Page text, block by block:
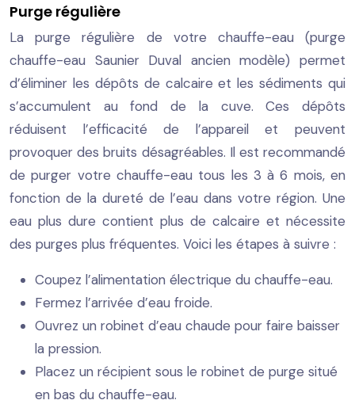
Purge régulière
La purge régulière de votre chauffe-eau (purge
chauffe-eau Saunier Duval ancien modèle) permet
d’éliminer les dépôts de calcaire et les sédiments qui
s’accumulent au fond de la cuve. Ces dépôts
réduisent l’efficacité de l’appareil et peuvent
provoquer des bruits désagréables. Il est recommandé
de purger votre chauffe-eau tous les 3 à 6 mois, en
fonction de la dureté de l’eau dans votre région. Une
eau plus dure contient plus de calcaire et nécessite
des purges plus fréquentes. Voici les étapes à suivre :
Coupez l’alimentation électrique du chauffe-eau.
Fermez l’arrivée d’eau froide.
Ouvrez un robinet d’eau chaude pour faire baisser
la pression.
Placez un récipient sous le robinet de purge situé
en bas du chauffe-eau.